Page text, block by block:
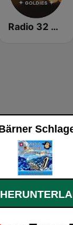
Radio 32 Goldies